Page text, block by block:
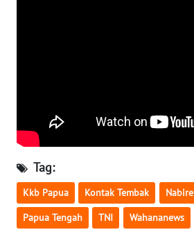
Tag:
Kkb Papua Kontak Tembak Nabire
Papua Tengah TNI Wahananews
WN
SULBAR
WN
BABEL